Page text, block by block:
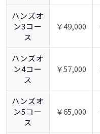
ハンズオ
ン3コー
ス
￥49,000
ハンズオ
ン4コー
ス
￥57,000
ハンズオ
ン5コー
ス
￥65,000